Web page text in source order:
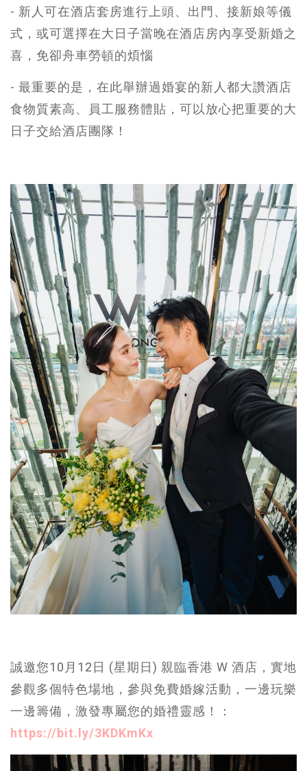
- 新人可在酒店套房進行上頭、出門、接新娘等儀
式，或可選擇在大日子當晚在酒店房內享受新婚之
喜，免卻舟車勞頓的煩惱
- 最重要的是，在此舉辦過婚宴的新人都大讚酒店
食物質素高、員工服務體貼，可以放心把重要的大
日子交給酒店團隊！
誠邀您10月12日 (星期日) 親臨香港 W 酒店，實地
參觀多個特色場地，參與免費婚嫁活動，一邊玩樂
一邊籌備，激發專屬您的婚禮靈感！：
https://bit.ly/3KDKmKx